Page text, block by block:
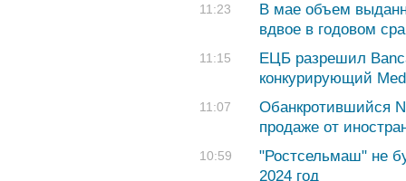
11:23
В мае объем
вдвое в годовом
11:15
ЕЦБ разрешил
конкурирующий
11:07
Обанкротившийся
продаже от
10:59
"Ростсельмаш" не
2024 год